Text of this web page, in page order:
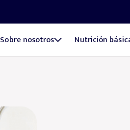
Sobre nosotros Nutrición